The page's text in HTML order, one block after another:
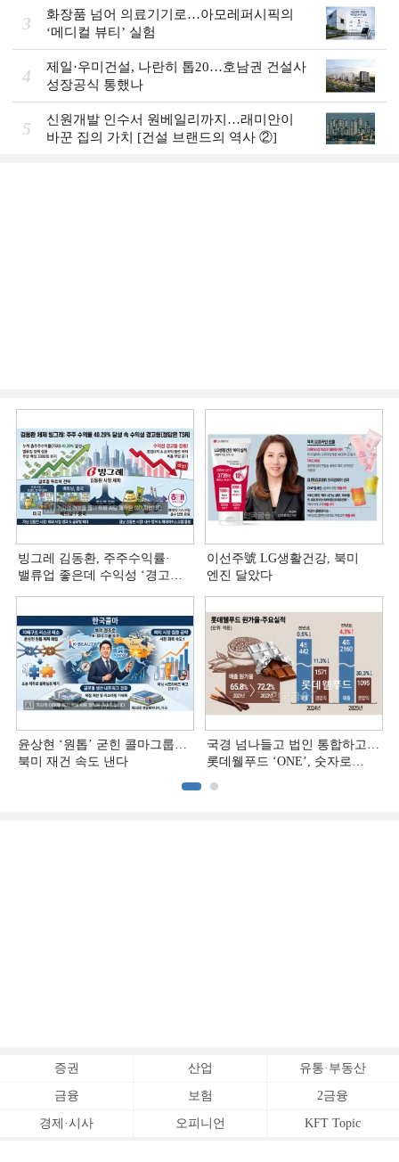
3
화장품 넘어 의료기기로…아모레퍼시픽의
‘메디컬 뷰티’ 실험
4
제일·우미건설, 나란히 톱20…호남권 건설사
성장공식 통했나
5
신원개발 인수서 원베일리까지…래미안이
바꾼 집의 가치 [건설 브랜드의 역사 ②]
빙그레 김동환, 주주수익률·
밸류업 좋은데 수익성 ‘경고등ʼ
이선주號 LG생활건강, 북미
엔진 달았다
윤상현 ‘원톱ʼ 굳힌 콜마그룹…
북미 재건 속도 낸다
국경 넘나들고 법인 통합하고…
롯데웰푸드 ‘ONE’, 숫자로
증권 산업 유통·부동산
금융 보험 2금융
경제·시사 오피니언 KFT Topic